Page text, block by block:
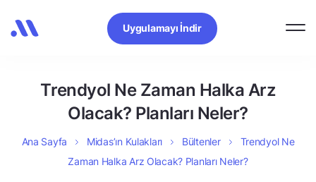
Uygulamayı İndir
Trendyol Ne Zaman Halka Arz
Olacak? Planları Neler?
Ana Sayfa Midas’ın Kulakları Bültenler
Trendyol Ne
Zaman Halka Arz Olacak? Planları Neler?